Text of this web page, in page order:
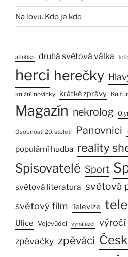
Na lovu. Kdo je kdo
atletika druhá světová válka
herci herečky
knižní novinky krátké zprávy
Magazín nekrolog
Osobnosti 20. století Panovníci
populární hudba reality
Spisovatelé Sport
světová literatura světová
světový film Televize
Ulice Vojevůdci vynálezci výročí
zpěvačky zpěváci